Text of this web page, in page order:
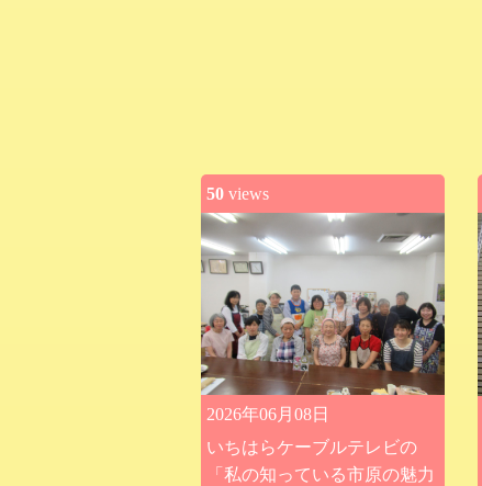
50 views
2026年06月08日
いちはらケーブルテレビの
「私の知っている市原の魅力